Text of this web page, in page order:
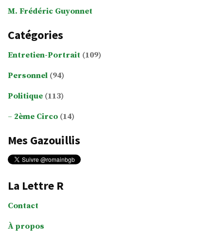
M. Frédéric Guyonnet
Catégories
Entretien-Portrait (109)
Personnel (94)
Politique (113)
2ème Circo (14)
Mes Gazouillis
La Lettre R
Contact
À propos